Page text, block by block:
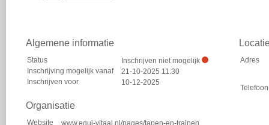
Algemene informatie
Status
Inschrijven niet mogelijk
Inschrijving mogelijk vanaf
21-10-2025 11:30
Inschrijven voor
10-12-2025
Organisatie
Website www.equi-vitaal.nl/pages/tapen-en-trainen
Adres
Telefoon